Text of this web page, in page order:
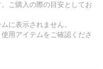
ご購入の際の目安としてお
に表示されません。
用アイテムをご確認くださ